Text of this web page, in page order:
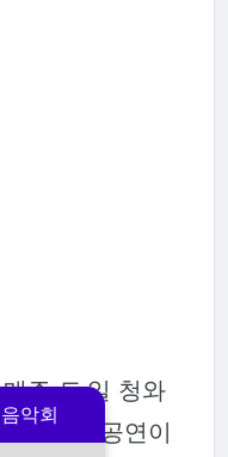
주 토,일 청와
다양한 공연이
악회